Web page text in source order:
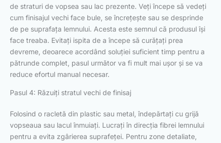
de straturi de vopsea sau lac prezente. Veți începe să vedeți
cum finisajul vechi face bule, se încrețește sau se desprinde
de pe suprafața lemnului. Acesta este semnul că produsul își
face treaba. Evitați ispita de a începe să curățați prea
devreme, deoarece acordând soluției suficient timp pentru a
pătrunde complet, pasul următor va fi mult mai ușor și se va
reduce efortul manual necesar.
Pasul 4: Răzuiți stratul vechi de finisaj
Folosind o racletă din plastic sau metal, îndepărtați cu grijă
vopseaua sau lacul înmuiați. Lucrați în direcția fibrei lemnului
pentru a evita zgârierea suprafeței. Pentru zone detaliate,